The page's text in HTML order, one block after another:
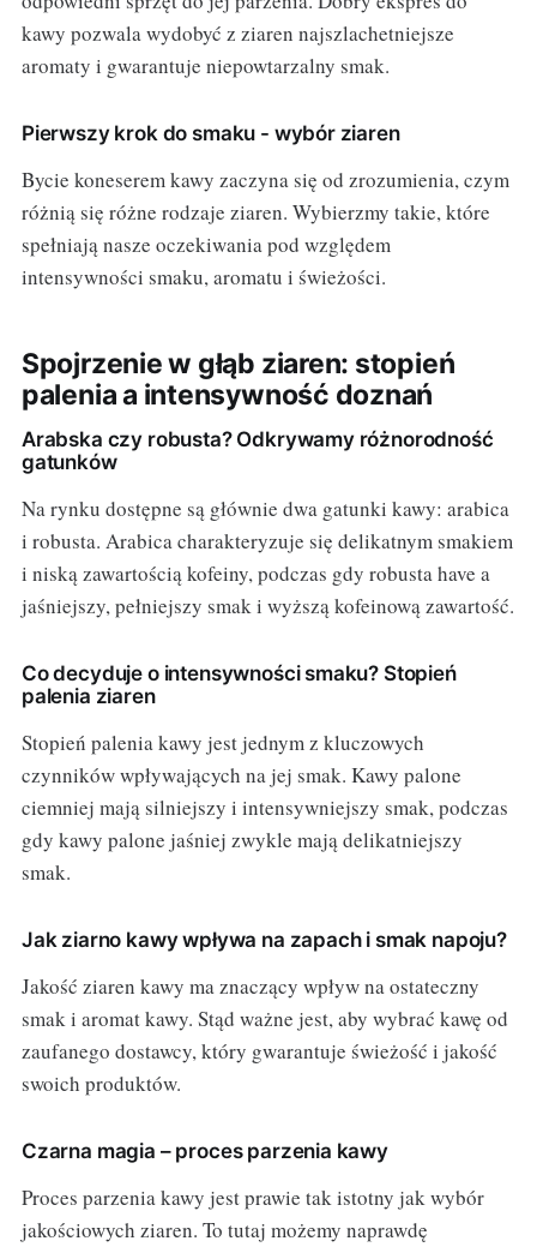
kawy pozwala wydobyć z ziaren najszlachetniejsze
aromaty i gwarantuje niepowtarzalny smak.
Pierwszy krok do smaku - wybór ziaren
Bycie koneserem kawy zaczyna się od zrozumienia, czym
różnią się różne rodzaje ziaren. Wybierzmy takie, które
spełniają nasze oczekiwania pod względem
intensywności smaku, aromatu i świeżości.
Spojrzenie w głąb ziaren: stopień
palenia a intensywność doznań
Arabska czy robusta? Odkrywamy różnorodność
gatunków
Na rynku dostępne są głównie dwa gatunki kawy: arabica
i robusta. Arabica charakteryzuje się delikatnym smakiem
i niską zawartością kofeiny, podczas gdy robusta have a
jaśniejszy, pełniejszy smak i wyższą kofeinową zawartość.
Co decyduje o intensywności smaku? Stopień
palenia ziaren
Stopień palenia kawy jest jednym z kluczowych
czynników wpływających na jej smak. Kawy palone
ciemniej mają silniejszy i intensywniejszy smak, podczas
gdy kawy palone jaśniej zwykle mają delikatniejszy
smak.
Jak ziarno kawy wpływa na zapach i smak napoju?
Jakość ziaren kawy ma znaczący wpływ na ostateczny
smak i aromat kawy. Stąd ważne jest, aby wybrać kawę od
zaufanego dostawcy, który gwarantuje świeżość i jakość
swoich produktów.
Czarna magia – proces parzenia kawy
Proces parzenia kawy jest prawie tak istotny jak wybór
jakościowych ziaren. To tutaj możemy naprawdę